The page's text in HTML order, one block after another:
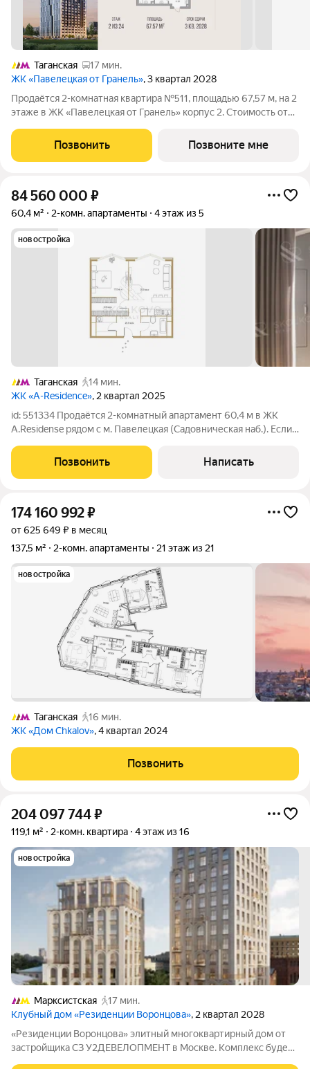
Таганская
17 мин.
ЖК «Павелецкая от Гранель», 3 квартал 2028
Продаётся 2-комнатная квартира №511, площадью 67,57 м, на 2
этаже в ЖК «Павелецкая от Гранель» корпус 2. Стоимость от
односторонняя, окна во двор. «Павелецкая от Гранель» проект
бизнес-класса в
Позвонить Позвоните мне
84 560 000 ₽
60,4 м² 2-комн. апартаменты 4 этаж из 5
новостройка
Таганская
14 мин.
ЖК «A-Residence», 2 квартал 2025
id: 551334 Продаётся 2-комнатный апартамент 60,4 м в ЖК
A.Residense рядом с м. Павелецкая (Садовническая наб.). Если
сегодня и при этом грамотно вложить деньги в ликвидный
Позвонить Написать
174 160 992₽
от 625 649 ₽ в месяц
137,5 м²
2-комн. апартаменты 21 этаж из 21
новостройка
Таганская
16 мин.
ЖК «Дом Chkalov», 4 квартал 2024
Позвонить
204 097 744₽
119,1 м² 2-комн. квартира 4 этаж из 16
новостройка
Марксистская
17 мин.
Клубный дом «Резиденции Воронцова», 2 квартал 2028
«Резиденции Воронцова» элитный многоквартирный дом от
застройщика СЗ У2ДЕВЕЛОПМЕНТ в Москве. Комплекс будет